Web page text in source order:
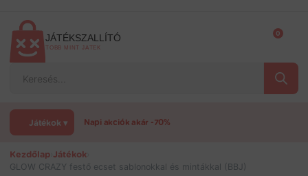
tartalomraJÁTÉKSZALLÍTÓ
TÖBB MINT JÁTÉK
search
0
Játékok ▾ Napi akciók akár -70%
Kezdőlap Játékok
GLOW CRAZY festő ecset sablonokkal és mintákkal (BBJ)